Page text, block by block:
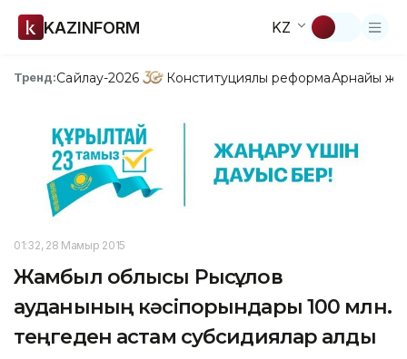
KAZINFORM KZ
Тренд:Сайлау-2026 Конституциялық реформаАрнайы
01:32, 28 Мамыр 2015
Жамбыл облысы Рысқұлов
ауданының кәсіпорындары 100 млн.
теңгеден астам субсидиялар алды